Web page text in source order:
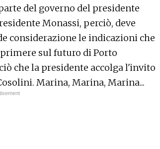
del governo del presidente
Monassi, perciò, deve
considerazione le indicazioni che
sul futuro di Porto
che la presidente accolga l'invito
Marina, Marina, Marina...